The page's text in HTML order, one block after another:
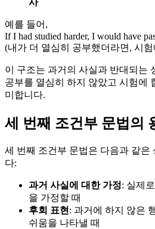
예를 들어,
If I had studied harder, I would have
(내가 더 열심히 공부했더라면, 시
이 구조는 과거의 사실과 반대되는
공부를 열심히 하지 않았고 시험에
미합니다.
세 번째 조건부 문법의
세 번째 조건부 문법은 다음과 같은
다:
과거 사실에 대한 가정: 실제
을 가정할 때
후회 표현 : 과거에 하지 않은
쉬움을 나타낼 때